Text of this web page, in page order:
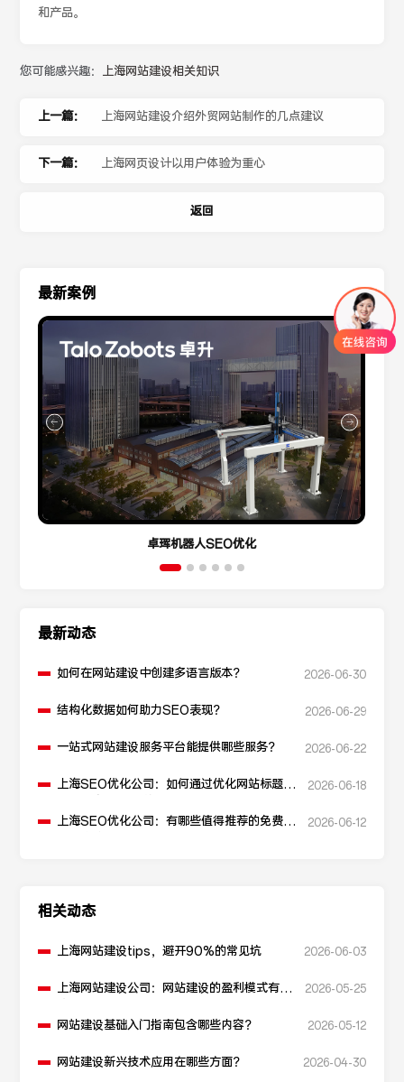
和产品。
您可能感兴趣： 上海网站建设相关知识
上一篇： 上海网站建设介绍外贸网站制作的几点建议
下一篇： 上海网页设计以用户体验为重心
返回
最新案例
卓珲机器人SEO优化
最新动态
如何在网站建设中创建多语言版本？ 2026-06-30
结构化数据如何助力SEO表现？ 2026-06-29
一站式网站建设服务平台能提供哪些服务？ 2026-06-22
上海SEO优化公司：如何通过优化网站标题提
2026-06-18
上海SEO优化公司：有哪些值得推荐的免费
2026-06-12
相关动态
上海网站建设tips，避开90%的常见坑 2026-06-03
上海网站建设公司：网站建设的盈利模式有哪
2026-05-25
网站建设基础入门指南包含哪些内容？ 2026-05-12
网站建设新兴技术应用在哪些方面？ 2026-04-30